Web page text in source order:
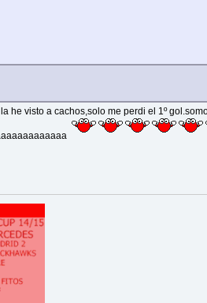
he visto a cachos,solo me perdi el 1º